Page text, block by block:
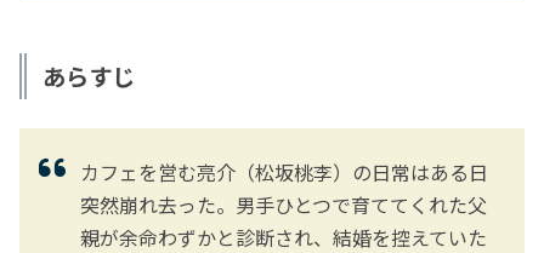
あらすじ
カフェを営む亮介（松坂桃李）の日常はある日
突然崩れ去った。男手ひとつで育ててくれた父
親が余命わずかと診断され、結婚を控えていた